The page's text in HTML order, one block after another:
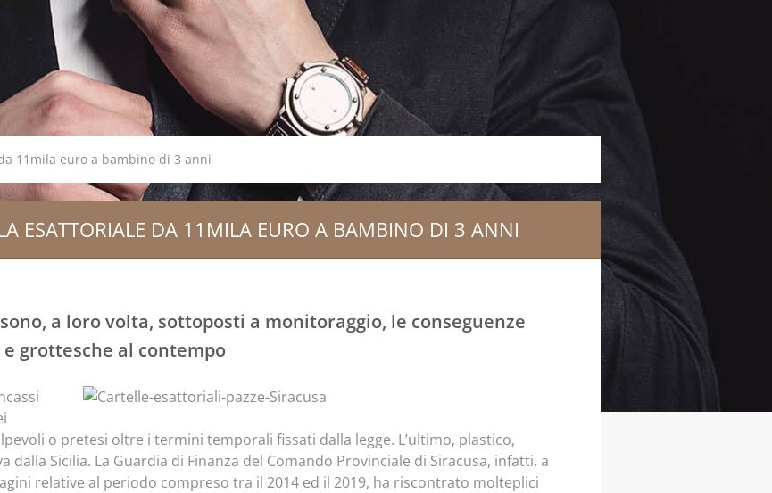
11mila euro a bambino di 3 anni
ESATTORIALE DA 11MILA EURO A BAMBINO DI 3 ANNI
a loro volta, sottoposti a monitoraggio, le conseguenze
grottesche al contempo
o pretesi oltre i termini temporali fissati dalla legge. L’ultimo, plastico,
dalla Sicilia. La Guardia di Finanza del Comando Provinciale di Siracusa, infatti, a
relative al periodo compreso tra il 2014 ed il 2019, ha riscontrato molteplici